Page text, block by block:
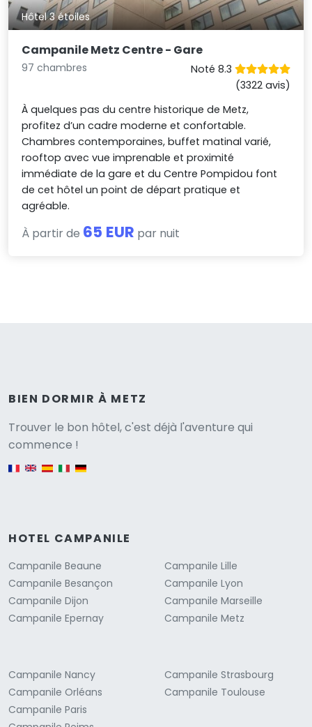
Hôtel 3 étoiles
Campanile Metz Centre - Gare
97 chambres
Noté 8.3
(3322 avis)
À quelques pas du centre historique de Metz,
profitez d’un cadre moderne et confortable.
Chambres contemporaines, buffet matinal varié,
rooftop avec vue imprenable et proximité
immédiate de la gare et du Centre Pompidou font
de cet hôtel un point de départ pratique et
agréable.
À partir de 65 EUR par nuit
BIEN DORMIR À METZ
Trouver le bon hôtel, c'est déjà l'aventure qui
commence !
HOTEL CAMPANILE
Campanile Beaune
Campanile Besançon
Campanile Dijon
Campanile Epernay
Campanile Lille
Campanile Lyon
Campanile Marseille
Campanile Metz
Campanile Nancy
Campanile Orléans
Campanile Paris
Campanile Strasbourg
Campanile Toulouse